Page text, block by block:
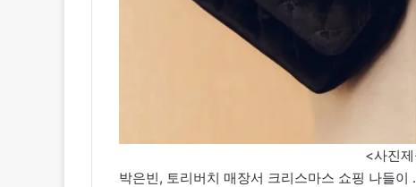
<사진
박은빈, 토리버치 매장서 크리스마스 쇼핑 나들이